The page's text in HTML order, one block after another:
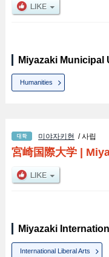
Miyazaki Municipal
Humanities
미야자키현 / 사립
宮崎国際大学|
Miyazaki
International Liberal Arts